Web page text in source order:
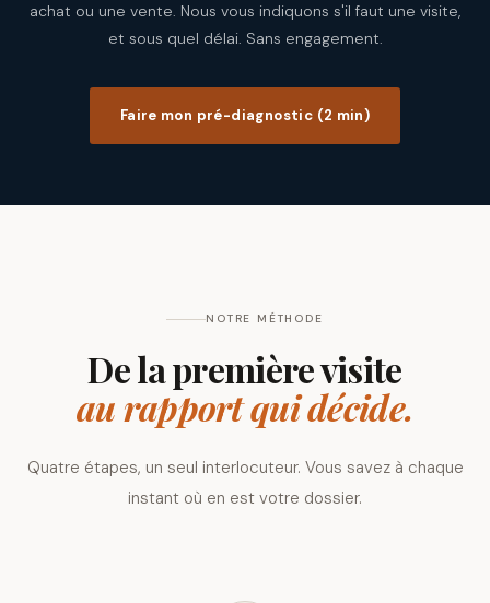
achat ou une vente. Nous vous indiquons s'il faut une visite,
et sous quel délai. Sans engagement.
Faire mon pré-diagnostic (2 min)
NOTRE MÉTHODE
De la première visite
au rapport qui décide.
Quatre étapes, un seul interlocuteur. Vous savez à chaque
instant où en est votre dossier.